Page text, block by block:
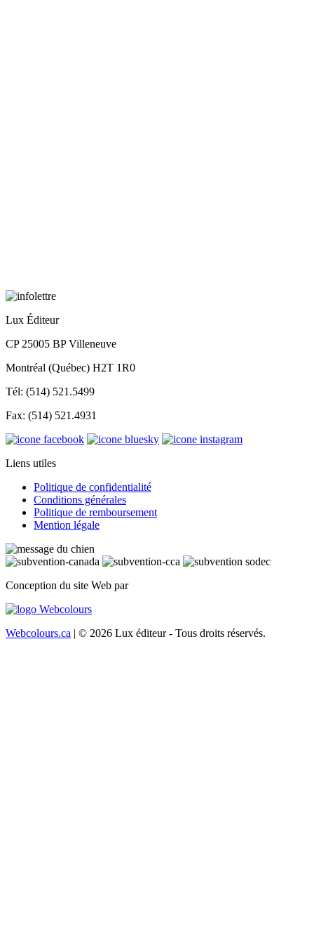
Lux Éditeur
CP 25005 BP Villeneuve
Montréal (Québec) H2T 1R0
Tél: (514) 521.5499
Fax: (514) 521.4931
Liens utiles
Politique de confidentialité
Conditions générales
Politique de remboursement
Mention légale
Conception du site Web par
Webcolours.ca | © 2026 Lux éditeur - Tous droits réservés.